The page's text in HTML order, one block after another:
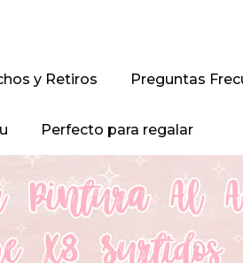
y Retiros Preguntas
Perfecto para regalar